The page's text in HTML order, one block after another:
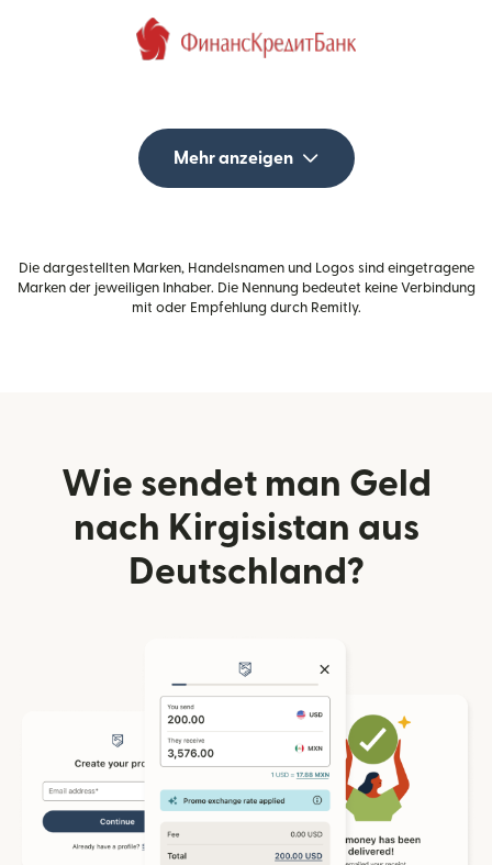
Mehr anzeigen
Die dargestellten Marken, Handelsnamen und Logos sind eingetragene
Marken der jeweiligen Inhaber. Die Nennung bedeutet keine Verbindung
mit oder Empfehlung durch Remitly.
Wie sendet man Geld
nach Kirgisistan aus
Deutschland?